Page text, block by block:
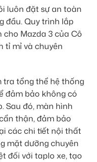
luôn đặt sự an toàn
đầu. Quy trình lắp
Mazda 3 của Cô
tỉ mỉ và chuyên
tra tổng thể hệ thống
đảm bảo không có
Sau đó, màn hình
thận, đảm bảo
các chi tiết nội thất
mặt dưỡng chuyên
đối với taplo xe, tạo